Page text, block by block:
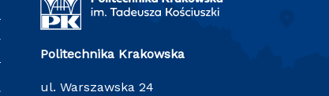
Politechnika Krakowska
ul. Warszawska 24